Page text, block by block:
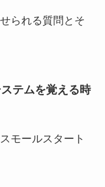
られる質問とそ
テムを覚える時
モールスタート